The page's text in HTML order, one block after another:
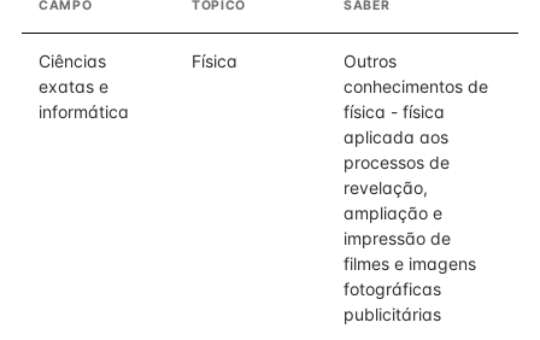
CAMPO TÓPICO SABER
Ciências
exatas e
informática
Física
Outros
conhecimentos de
física - física
aplicada aos
processos de
revelação,
ampliação e
impressão de
filmes e imagens
fotográficas
publicitárias